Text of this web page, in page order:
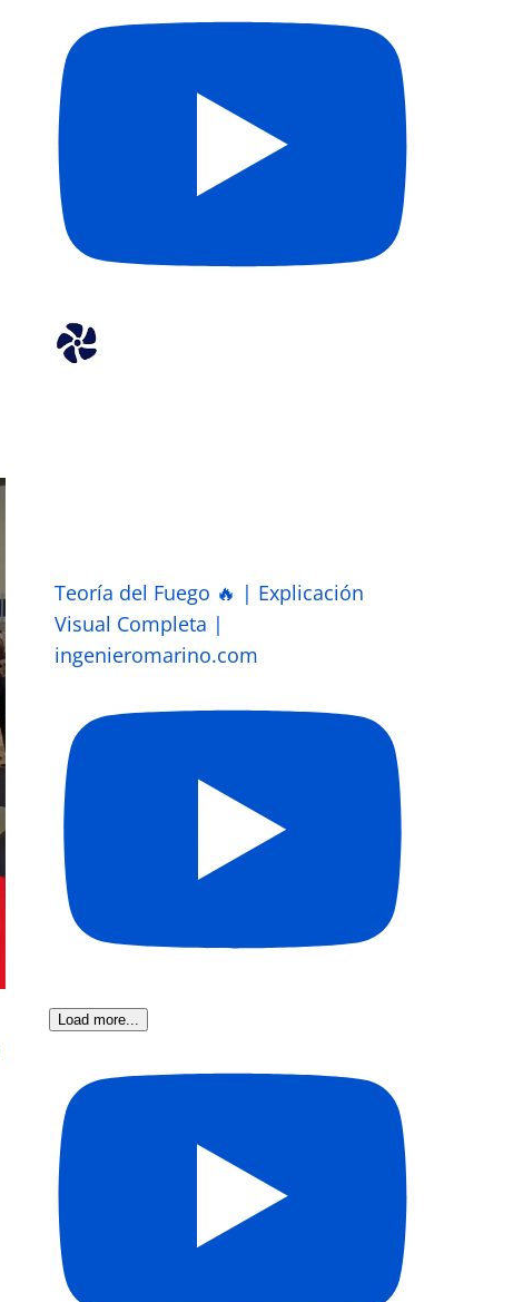
Teoría del Fuego 🔥 | Explicación
Visual Completa |
ingenieromarino.com
Load more...